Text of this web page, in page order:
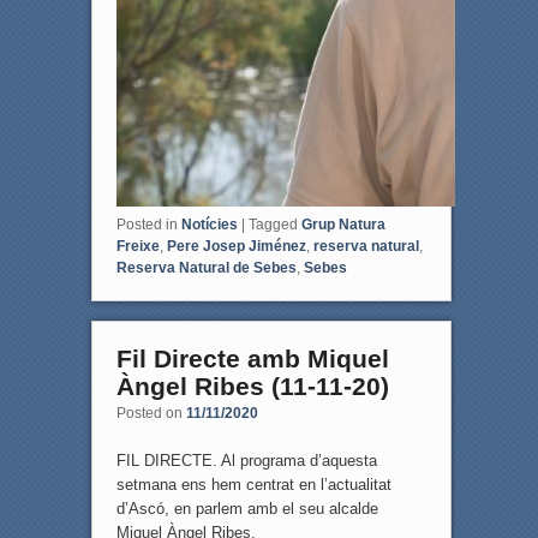
Posted in Notícies Tagged Grup Natura
Freixe, Pere Josep Jiménez, reserva natural ,
Reserva Natural de Sebes, Sebes
Fil Directe amb Miquel
Àngel Ribes (11-11-20)
Posted on 11/11/2020
FIL DIRECTE. Al programa d’aquesta
setmana ens hem centrat en l’actualitat
d’Ascó, en parlem amb el seu alcalde
Miquel Àngel Ribes.